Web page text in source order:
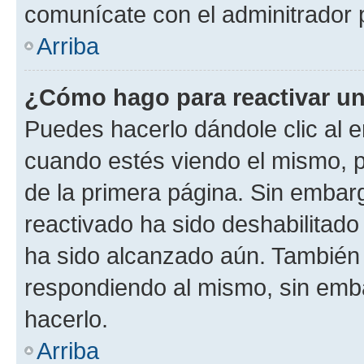
comunícate con el
Arriba
¿Cómo hago para reactivar
Puedes hacerlo dándole clic al
cuando estés viendo el mismo,
de la primera página. Sin
reactivado ha sido
ha sido alcanzado aún.
respondiendo al mismo, sin
hacerlo.
Arriba